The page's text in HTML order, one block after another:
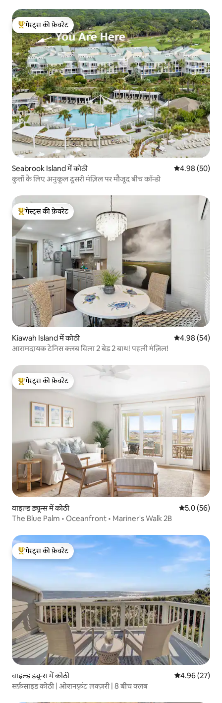
गेस्ट्स का टॉप फ़ेवरेट
गेस्ट्स की फ़ेवरेट
Seabrook Island में कोठी औसत रेटिंग 5 में
4.98 (50)
कुत्तों के लिए अनुकूल दूसरी मंज़िल पर मौजूद बीच कॉन्डो
गेस्ट्स का टॉप फ़ेवरेट
गेस्ट्स की फ़ेवरेट
Kiawah Island में कोठी औसत रेटिंग 5 में
4.98 (54)
आरामदायक टेनिस क्लब विला 2 बेड 2 बाथ! पहली मंज़िल!
गेस्ट्स का टॉप फ़ेवरेट
गेस्ट्स की फ़ेवरेट
वाइल्ड ड्यून्स में कोठी औसत रेटिंग 5
5.0 (56)
The Blue Palm • Oceanfront • Mariner's Walk 2B
गेस्ट्स का टॉप फ़ेवरेट
गेस्ट्स की फ़ेवरेट
वाइल्ड ड्यून्स में कोठी औसत रेटिंग 5 में
4.96 (27)
सर्फ़साइड कोठी | ओशनफ़्रंट लक्ज़री | 8 बीच क्लब